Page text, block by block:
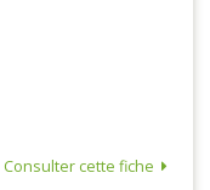
Consulter cette fiche